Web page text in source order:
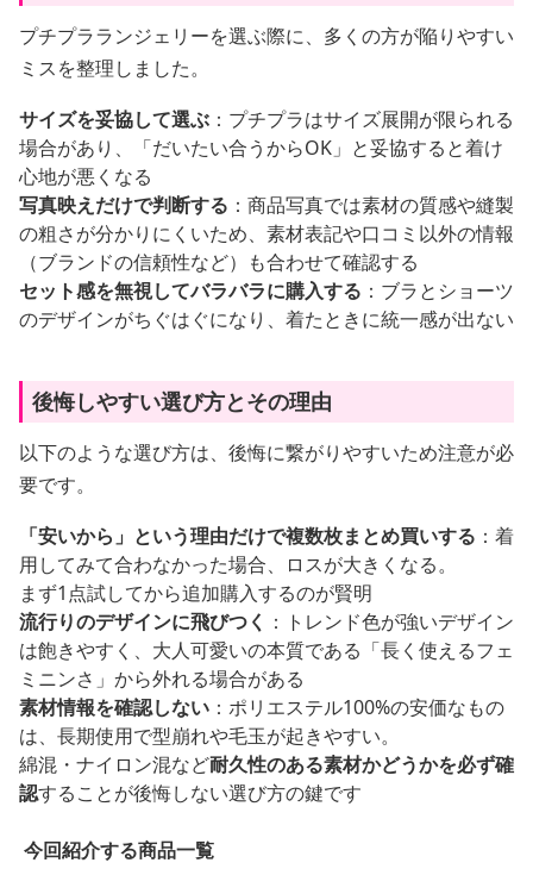
プチプラランジェリーを選ぶ際に、多くの方が陥りやすい
ミスを整理しました。
サイズを妥協して選ぶ ：プチプラはサイズ展開が限られる
場合があり、「だいたい合うからOK」と妥協すると着け
心地が悪くなる
写真映えだけで判断する ：商品写真では素材の質感や縫製
の粗さが分かりにくいため、素材表記や口コミ以外の情報
（ブランドの信頼性など）も合わせて確認する
セット感を無視してバラバラに購入する ：ブラとショーツ
のデザインがちぐはぐになり、着たときに統一感が出ない
後悔しやすい選び方とその理由
以下のような選び方は、後悔に繋がりやすいため注意が必
要です。
「安いから」という理由だけで複数枚まとめ買いする ：着
用してみて合わなかった場合、ロスが大きくなる。
まず1点試してから追加購入するのが賢明
流行りのデザインに飛びつく ：トレンド色が強いデザイン
は飽きやすく、大人可愛いの本質である「長く使えるフェ
ミニンさ」から外れる場合がある
素材情報を確認しない ：ポリエステル100%の安価なもの
は、長期使用で型崩れや毛玉が起きやすい。
綿混・ナイロン混など耐久性のある素材かどうかを必ず確
認することが後悔しない選び方の鍵です
今回紹介する商品一覧